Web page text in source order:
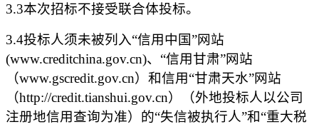
3.3本次招标不接受联合体投标。
3.4投标人须未被列入“信用中国”网站
(www.creditchina.gov.cn)、“信用甘肃”网站
（www.gscredit.gov.cn）和信用“甘肃天水”网站
（http://credit.tianshui.gov.cn）（外地投标人以公司
注册地信用查询为准）的“失信被执行人”和“重大税